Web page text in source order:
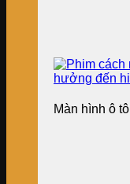
Màn hình ô tô